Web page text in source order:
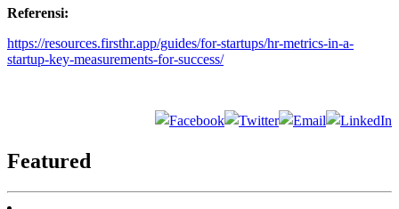
Referensi:
https://resources.firsthr.app/guides/for-startups/hr-metrics-in-a-
startup-key-measurements-for-success/
Featured